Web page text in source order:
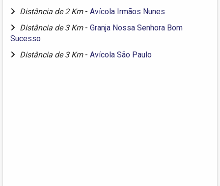
Distância de 2 Km - Avícola Irmãos Nunes
Distância de 3 Km - Granja Nossa Senhora Bom
Sucesso
Distância de 3 Km - Avícola São Paulo